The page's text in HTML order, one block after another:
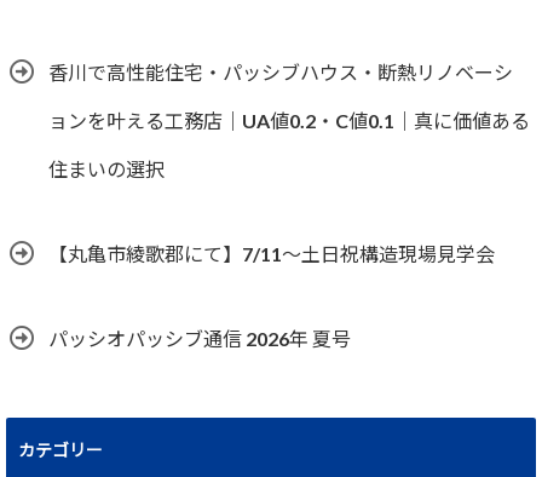
香川で高性能住宅・パッシブハウス・断熱リノベーシ
ョンを叶える工務店｜UA値0.2・C値0.1｜真に価値ある
住まいの選択
【丸亀市綾歌郡にて】7/11～土日祝構造現場見学会
パッシオパッシブ通信 2026年 夏号
カテゴリー